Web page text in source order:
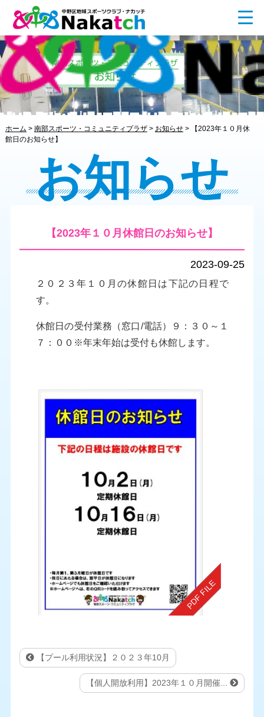
ホーム > 南部スポーツ・コミュニティプラザ> お知らせ>
【2023年１０月休
館日のお知らせ】
お知らせ
【2023年１０月休館日のお知らせ】
2023-09-25
２０２３年１０月の休館日は下記の日程で
す。
休館日の受付業務（窓口/電話）９：３０～１
７：００※年末年始は受付も休館します。
【プール利用状況】２０２３年10月
【個人開放利用】2023年１０月開催...